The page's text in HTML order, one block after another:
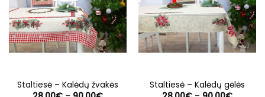
Staltiesė – Kalėdų žvakės
Staltiesė – Kalėdų gėlės